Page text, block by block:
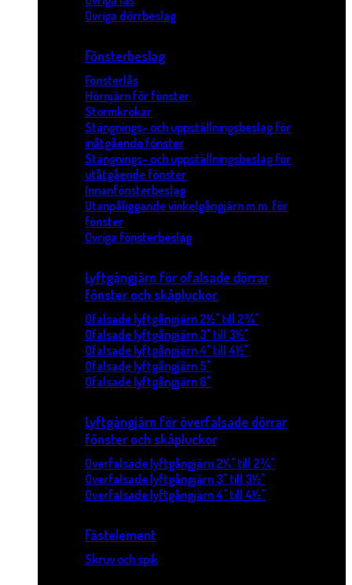
Övriga dörrbeslag
Fönsterbeslag
Fönsterlås
Hörnjärn för fönster
Stormkrokar
Stängnings- och uppställningsbeslag för
inåtgående fönster
Stängnings- och uppställningsbeslag för
utåtgående fönster
Innanfönsterbeslag
Utanpåliggande vinkelgångjärn m.m. för
fönster
Övriga fönsterbeslag
Lyftgångjärn för ofalsade dörrar
fönster och skåpluckor.
Ofalsade lyftgångjärn 2½" till 2¾"
Ofalsade lyftgångjärn 3" till 3½"
Ofalsade lyftgångjärn 4" till 4½"
Ofalsade lyftgångjärn 5"
Ofalsade lyftgångjärn 6"
Lyftgångjärn för överfalsade dörrar
fönster och skåpluckor
Överfalsade lyftgångjärn 2¼" till 2¾"
Överfalsade lyftgångjärn 3" till 3½"
Överfalsade lyftgångjärn 4" till 4½"
Fästelement
Skruv och spik